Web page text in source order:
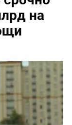
на